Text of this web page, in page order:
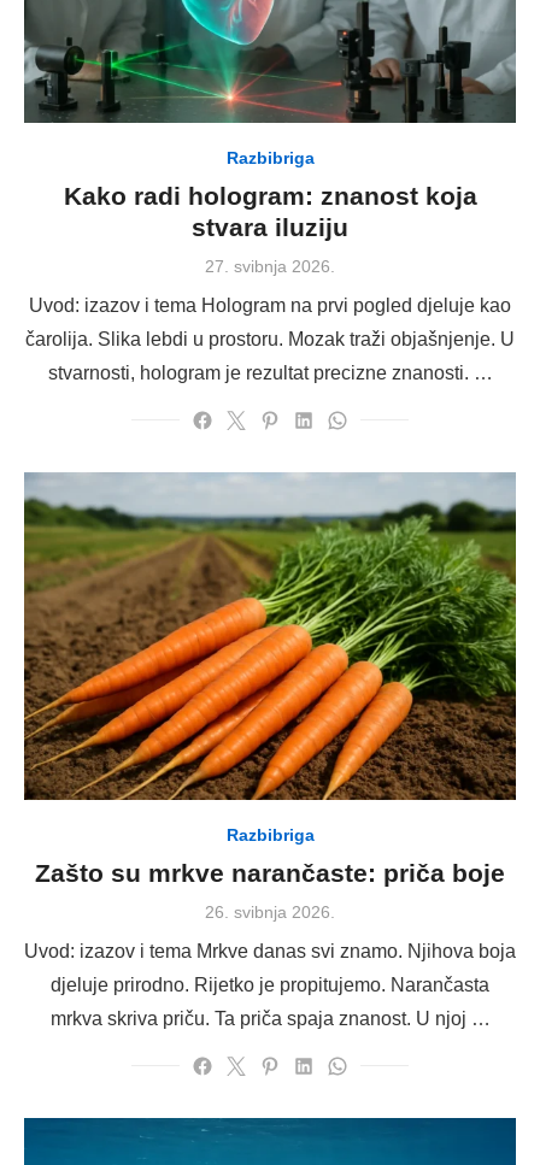
Razbibriga
Kako radi hologram: znanost koja
stvara iluziju
Posted
27. svibnja 2026.
Uvod: izazov i tema Hologram na prvi pogled djeluje kao
čarolija. Slika lebdi u prostoru. Mozak traži objašnjenje. U
stvarnosti, hologram je rezultat precizne znanosti. …
Razbibriga
Zašto su mrkve narančaste: priča boje
Posted
26. svibnja 2026.
Uvod: izazov i tema Mrkve danas svi znamo. Njihova boja
djeluje prirodno. Rijetko je propitujemo. Narančasta
mrkva skriva priču. Ta priča spaja znanost. U njoj …